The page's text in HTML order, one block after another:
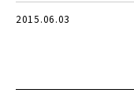
2015.06.03